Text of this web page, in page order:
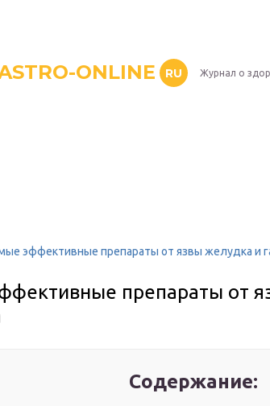
ONLINE RU Журнал о
эффективные препараты от язвы желудка и
препараты от
Содержание: